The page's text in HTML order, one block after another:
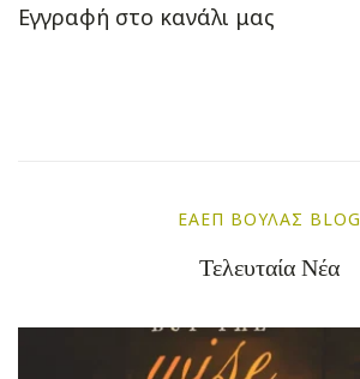
Εγγραφή στο κανάλι μας
ΕΑΕΠ ΒΟΎΛΑΣ BLOG
Τελευταία Νέα